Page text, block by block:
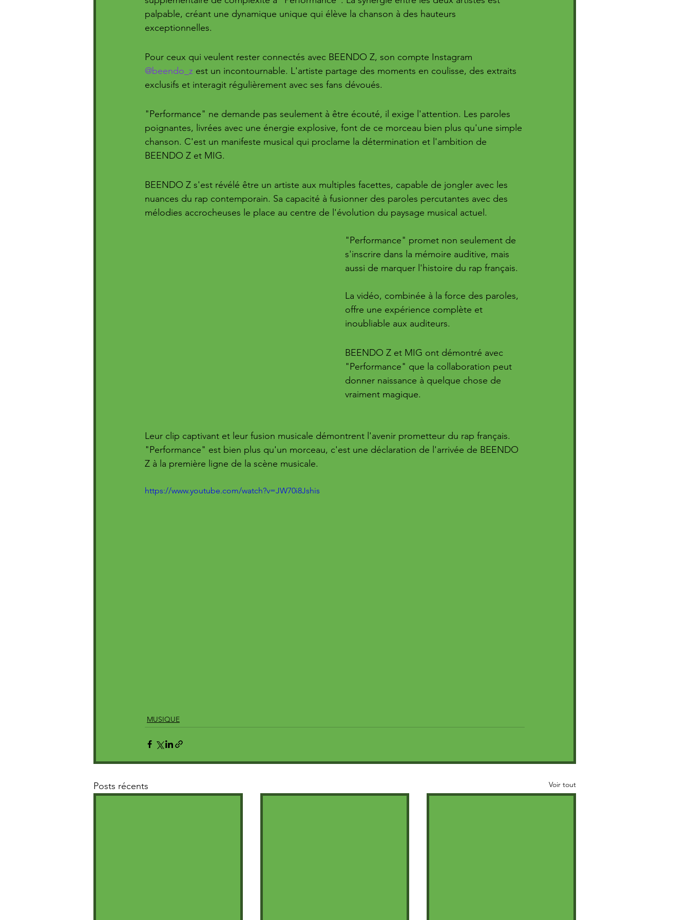
palpable, créant une dynamique unique qui élève la chanson à des hauteurs
exceptionnelles.
Pour ceux qui veulent rester connectés avec BEENDO Z, son compte Instagram
@beendo_z est un incontournable. L'artiste partage des moments en coulisse, des extraits
exclusifs et interagit régulièrement avec ses fans dévoués.
"Performance" ne demande pas seulement à être écouté, il exige l'attention. Les paroles
poignantes, livrées avec une énergie explosive, font de ce morceau bien plus qu'une simple
chanson. C'est un manifeste musical qui proclame la détermination et l'ambition de
BEENDO Z et MIG.
BEENDO Z s'est révélé être un artiste aux multiples facettes, capable de jongler avec les
nuances du rap contemporain. Sa capacité à fusionner des paroles percutantes avec des
mélodies accrocheuses le place au centre de l'évolution du paysage musical actuel.
"Performance" promet non seulement de
s'inscrire dans la mémoire auditive, mais
aussi de marquer l'histoire du rap français.
La vidéo, combinée à la force des paroles,
offre une expérience complète et
inoubliable aux auditeurs.
BEENDO Z et MIG ont démontré avec
"Performance" que la collaboration peut
donner naissance à quelque chose de
vraiment magique.
Leur clip captivant et leur fusion musicale démontrent l'avenir prometteur du rap français.
"Performance" est bien plus qu'un morceau, c'est une déclaration de l'arrivée de BEENDO
Z à la première ligne de la scène musicale.
https://www.youtube.com/watch?v=JW70i8Jshis
MUSIQUE
Posts récents Voir tout